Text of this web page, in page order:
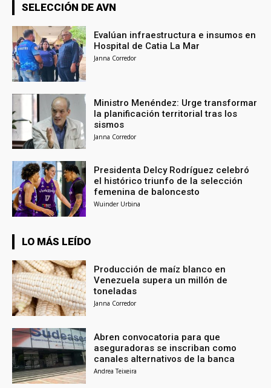
SELECCIÓN DE AVN
Evalúan infraestructura e insumos en
Hospital de Catia La Mar
Janna Corredor
Ministro Menéndez: Urge transformar
la planificación territorial tras los
sismos
Janna Corredor
Presidenta Delcy Rodríguez celebró
el histórico triunfo de la selección
femenina de baloncesto
Wuinder Urbina
LO MÁS LEÍDO
Producción de maíz blanco en
Venezuela supera un millón de
toneladas
Janna Corredor
Abren convocatoria para que
aseguradoras se inscriban como
canales alternativos de la banca
Andrea Teixeira